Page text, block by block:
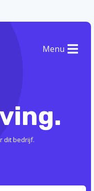
Menu
dit bedrijf.